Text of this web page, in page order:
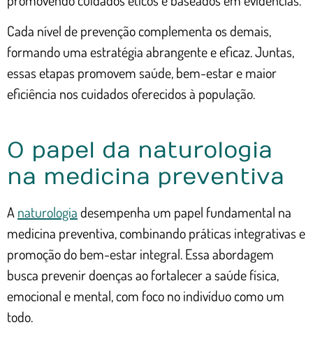
Cada nível de prevenção complementa os demais,
formando uma estratégia abrangente e eficaz. Juntas,
essas etapas promovem saúde, bem-estar e maior
eficiência nos cuidados oferecidos à população.
O papel da naturologia
na medicina preventiva
Anaturologiadesempenha um papel fundamental na
medicina preventiva, combinando práticas integrativas e
promoção do bem-estar integral. Essa abordagem
busca prevenir doenças ao fortalecer a saúde física,
emocional e mental, com foco no indivíduo como um
todo.